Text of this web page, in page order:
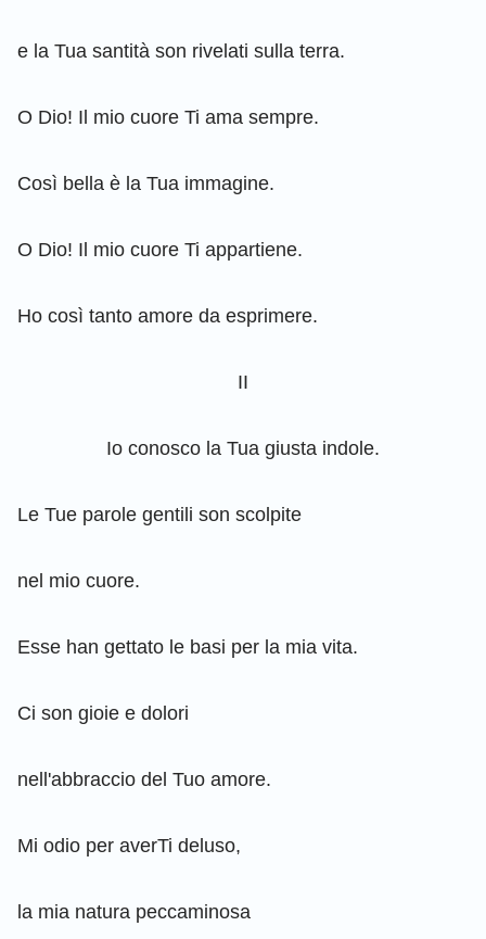
e la Tua santità son rivelati sulla terra.
O Dio! Il mio cuore Ti ama sempre.
Così bella è la Tua immagine.
O Dio! Il mio cuore Ti appartiene.
Ho così tanto amore da esprimere.
II
Io conosco la Tua giusta indole.
Le Tue parole gentili son scolpite
nel mio cuore.
Esse han gettato le basi per la mia vita.
Ci son gioie e dolori
nell'abbraccio del Tuo amore.
Mi odio per averTi deluso,
la mia natura peccaminosa